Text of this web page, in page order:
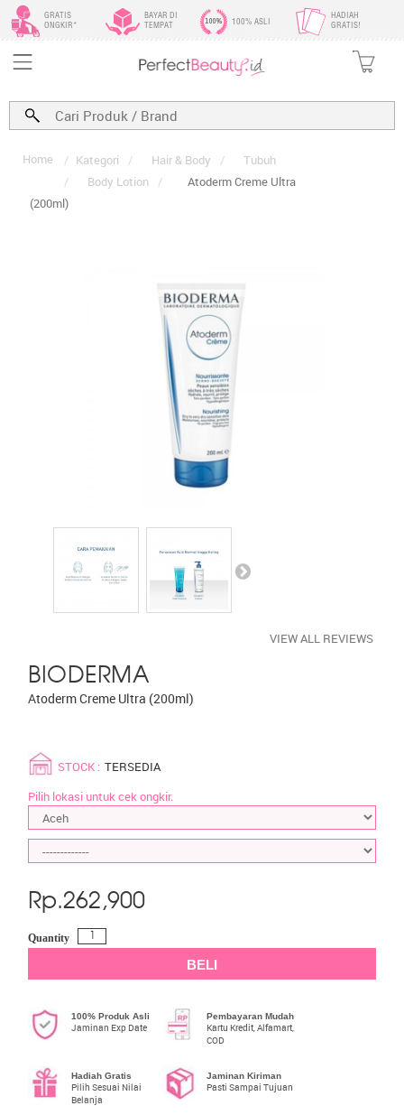
GRATIS
ONGKIR*
BAYAR DI
TEMPAT
100% ASLI
HADIAH
GRATIS!
Home / Kategori / Hair & Body /
Tubuh
/
Body Lotion /
Atoderm Creme Ultra
(200ml)
BIODERMA
Atoderm Creme Ultra (200ml)
VIEW ALL REVIEWS
STOCK : TERSEDIA
Pilih lokasi untuk cek ongkir.
Rp.262,900
Quantity
BELI
100% Produk Asli
Jaminan Exp Date
Pembayaran Mudah
Kartu Kredit, Alfamart,
COD
Hadiah Gratis
Pilih Sesuai Nilai
Belanja
Jaminan Kiriman
Pasti Sampai Tujuan